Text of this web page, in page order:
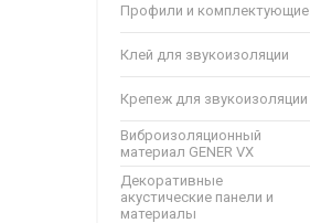
Профили и комплектующие
Клей для звукоизоляции
Крепеж для звукоизоляции
Виброизоляционный
материал GENER VX
Декоративные
акустические панели и
материалы